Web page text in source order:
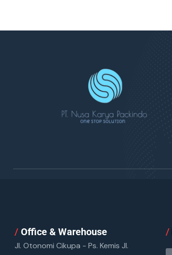
/ Office & Warehouse
Jl. Otonomi Cikupa - Ps. Kemis Jl.
/